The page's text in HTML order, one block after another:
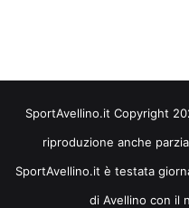
SportAvellino.it Copyright
riproduzione anche
SportAvellino.it è testata
di Avellino con il